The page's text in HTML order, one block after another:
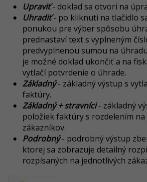
Upraviť- doklad sa otvorí na
Uhradiť- po kliknutí na tlačidlo
ponukou pre výber spôsobu
prednastaví text s vyplneným
predvyplnenou sumou na
je možné doklad ukončiť a na
vytlačí potvrdenie o úhrade.
Základný- základný výstup s
faktúry.
Základný + stravníci- základný
položiek faktúry s rozdelením
zákazníkov.
Podrobný- podrobný výstup
ktorej sa zobrazuje detailný
rozpísaných na jednotlivých